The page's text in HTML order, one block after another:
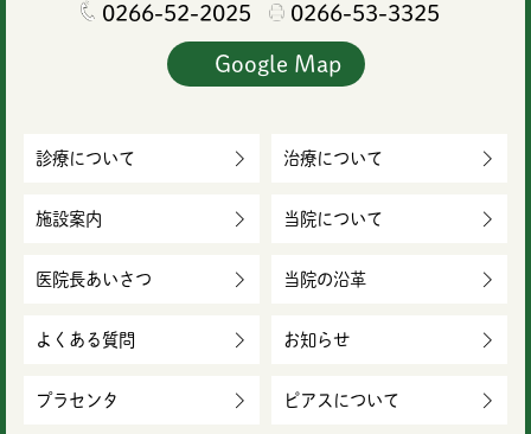
0266-52-2025 0266-53-3325
Google Map
診療について 治療について
施設案内 当院について
医院長あいさつ 当院の沿革
よくある質問 お知らせ
プラセンタ ピアスについて